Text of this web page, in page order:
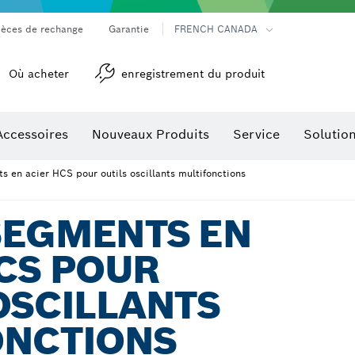
de rechange Garantie FRENCH CANADA
Où acheter enregistrement du produit
Nouveaux Produits Service
en acier HCS pour outils oscillants multifonctions
EN
POUR